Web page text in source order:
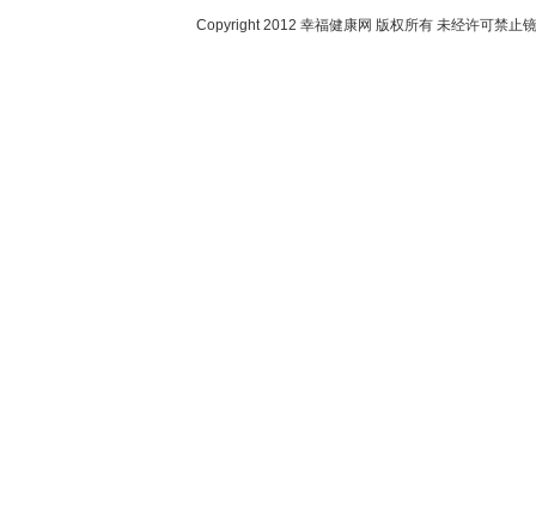
Copyright 2012 幸福健康网 版权所有 未经许可禁止